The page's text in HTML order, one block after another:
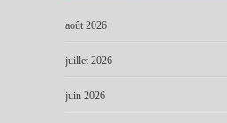
août 2026
juillet 2026
juin 2026